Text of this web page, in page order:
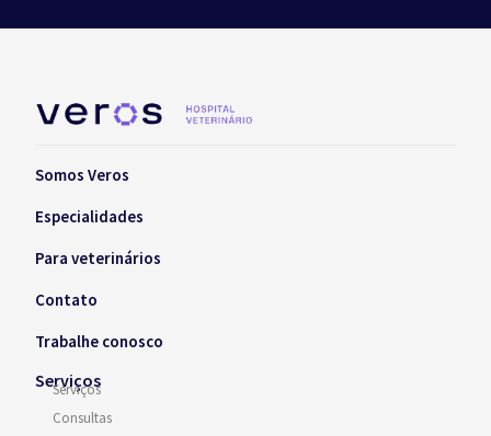
Somos Veros
Especialidades
Para veterinários
Contato
Trabalhe conosco
Serviços
Serviços
Consultas